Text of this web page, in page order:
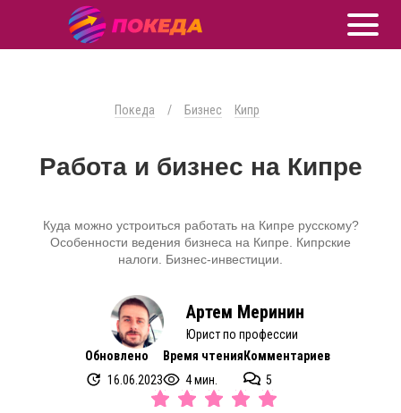
Покеда / Бизнес Кипр
Работа и бизнес на Кипре
Куда можно устроиться работать на Кипре русскому?
Особенности ведения бизнеса на Кипре. Кипрские
налоги. Бизнес-инвестиции.
Артем Меринин
Юрист по профессии
Обновлено
16.06.2023
Время чтения
4 мин.
Комментариев
5